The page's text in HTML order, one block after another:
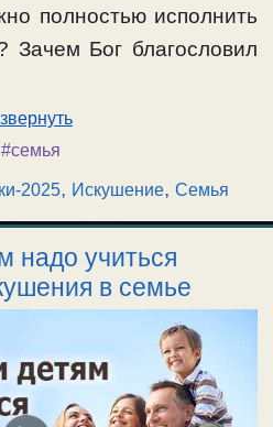
полностью исполнить
Зачем Бог благословил
#семья
2025, Искушение,Семья
надо учиться
в семье